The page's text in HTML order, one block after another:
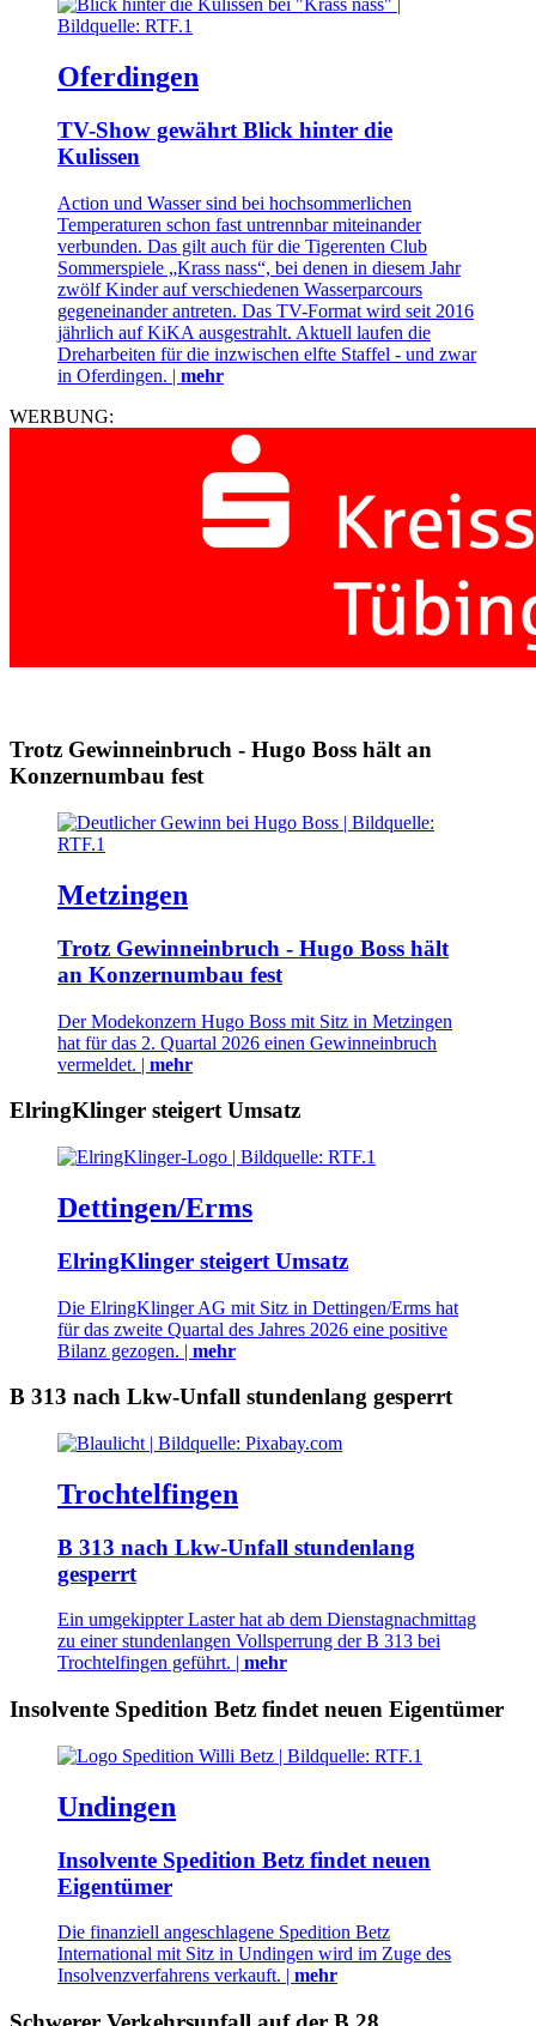
Oferdingen
TV-Show gewährt Blick hinter die
Kulissen
Action und Wasser sind bei hochsommerlichen
Temperaturen schon fast untrennbar miteinander
verbunden. Das gilt auch für die Tigerenten Club
Sommerspiele „Krass nass“, bei denen in diesem Jahr
zwölf Kinder auf verschiedenen Wasserparcours
gegeneinander antreten. Das TV-Format wird seit 2016
jährlich auf KiKA ausgestrahlt. Aktuell laufen die
Dreharbeiten für die inzwischen elfte Staffel - und zwar
in Oferdingen. | mehr
WERBUNG:
Trotz Gewinneinbruch - Hugo Boss hält an
Konzernumbau fest
Metzingen
Trotz Gewinneinbruch - Hugo Boss hält
an Konzernumbau fest
Der Modekonzern Hugo Boss mit Sitz in Metzingen
hat für das 2. Quartal 2026 einen Gewinneinbruch
vermeldet. | mehr
ElringKlinger steigert Umsatz
Dettingen/Erms
ElringKlinger steigert Umsatz
Die ElringKlinger AG mit Sitz in Dettingen/Erms hat
für das zweite Quartal des Jahres 2026 eine positive
Bilanz gezogen. | mehr
B 313 nach Lkw-Unfall stundenlang gesperrt
Trochtelfingen
B 313 nach Lkw-Unfall stundenlang
gesperrt
Ein umgekippter Laster hat ab dem Dienstagnachmittag
zu einer stundenlangen Vollsperrung der B 313 bei
Trochtelfingen geführt. | mehr
Insolvente Spedition Betz findet neuen Eigentümer
Undingen
Insolvente Spedition Betz findet neuen
Eigentümer
Die finanziell angeschlagene Spedition Betz
International mit Sitz in Undingen wird im Zuge des
Insolvenzverfahrens verkauft. | mehr